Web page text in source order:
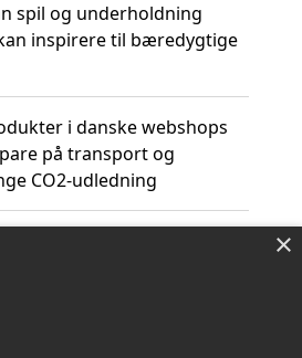
spil og underholdning
inspirere til bæredygtige
i danske webshops
på transport og
CO2-udledning
×